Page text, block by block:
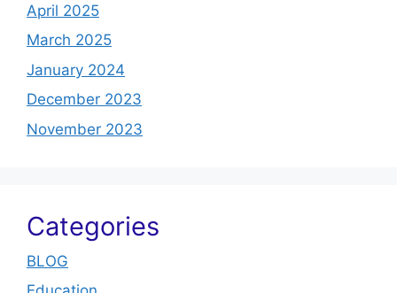
April 2025
March 2025
January 2024
December 2023
November 2023
Categories
BLOG